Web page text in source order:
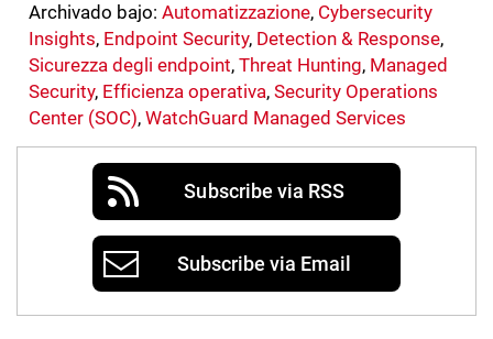
Archivado bajo: Automatizzazione, Cybersecurity
Insights, Endpoint Security, Detection & Response,
Sicurezza degli endpoint, Threat Hunting, Managed
Security, Efficienza operativa,Security Operations
Center (SOC), WatchGuard Managed Services
Subscribe via RSS
Subscribe via Email